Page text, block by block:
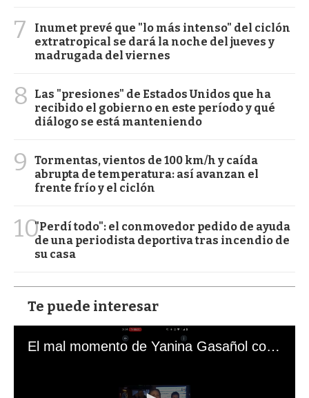
7
Inumet prevé que "lo más intenso" del ciclón
extratropical se dará la noche del jueves y
madrugada del viernes
8
Las "presiones" de Estados Unidos que ha
recibido el gobierno en este período y qué
diálogo se está manteniendo
9
Tormentas, vientos de 100 km/h y caída
abrupta de temperatura: así avanzan el
frente frío y el ciclón
10"Perdí todo": el conmovedor pedido de ayuda
de una periodista deportiva tras incendio de
su casa
Te puede interesar
El mal momento de Yanina Gasañol con un hincha argentino en "Subrayado"